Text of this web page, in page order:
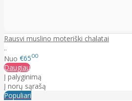
Rausvi muslino moteriški chalatai
..
Nuo €6500
Daugiau
Į palyginimą
Į norų sąrašą
Populiari